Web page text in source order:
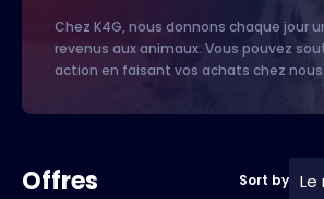
Chez K4G, nous donnons chaque jour
revenus aux animaux. Vous pouvez
action en faisant vos achats chez nous
Offres Sort by Le